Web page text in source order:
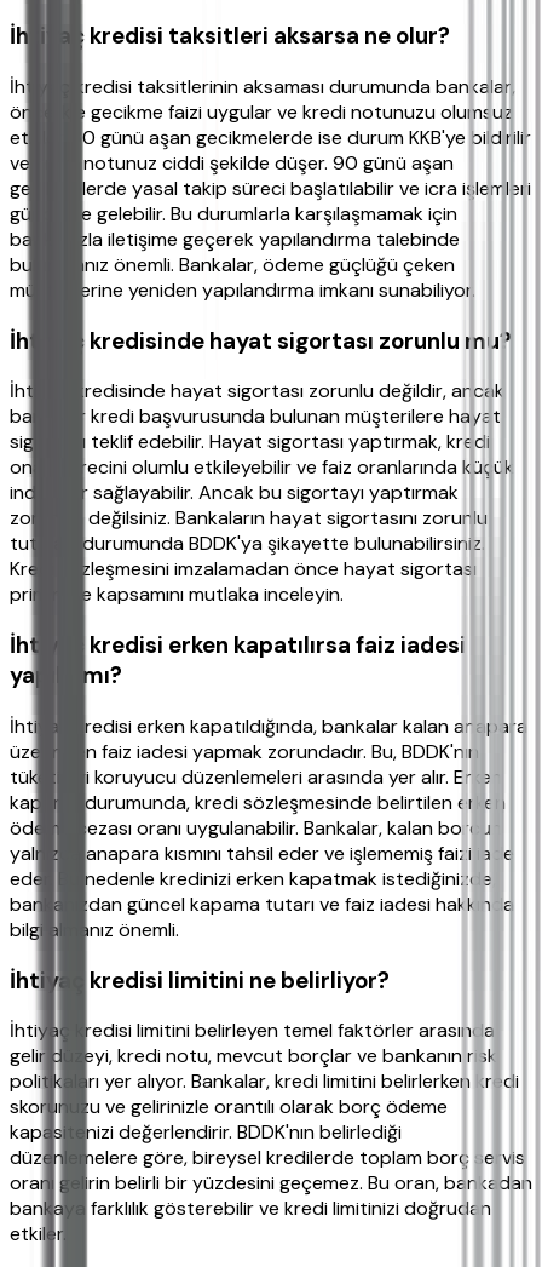
İhtiyaç kredisi taksitleri aksarsa ne olur?
İhtiyaç kredisi taksitlerinin aksaması durumunda bankalar,
öncelikle gecikme faizi uygular ve kredi notunuzu olumsuz
etkiler. 30 günü aşan gecikmelerde ise durum KKB'ye bildirilir
ve kredi notunuz ciddi şekilde düşer. 90 günü aşan
gecikmelerde yasal takip süreci başlatılabilir ve icra işlemleri
gündeme gelebilir. Bu durumlarla karşılaşmamak için
bankanızla iletişime geçerek yapılandırma talebinde
bulunmanız önemli. Bankalar, ödeme güçlüğü çeken
müşterilerine yeniden yapılandırma imkanı sunabiliyor.
İhtiyaç kredisinde hayat sigortası zorunlu mu?
İhtiyaç kredisinde hayat sigortası zorunlu değildir, ancak
bankalar kredi başvurusunda bulunan müşterilere hayat
sigortası teklif edebilir. Hayat sigortası yaptırmak, kredi
onay sürecini olumlu etkileyebilir ve faiz oranlarında küçük
indirimler sağlayabilir. Ancak bu sigortayı yaptırmak
zorunda değilsiniz. Bankaların hayat sigortasını zorunlu
tutması durumunda BDDK'ya şikayette bulunabilirsiniz.
Kredi sözleşmesini imzalamadan önce hayat sigortası
primini ve kapsamını mutlaka inceleyin.
İhtiyaç kredisi erken kapatılırsa faiz iadesi
yapılır mı?
İhtiyaç kredisi erken kapatıldığında, bankalar kalan anapara
üzerinden faiz iadesi yapmak zorundadır. Bu, BDDK'nın
tüketiciyi koruyucu düzenlemeleri arasında yer alır. Erken
kapama durumunda, kredi sözleşmesinde belirtilen erken
ödeme cezası oranı uygulanabilir. Bankalar, kalan borcun
yalnızca anapara kısmını tahsil eder ve işlememiş faizi iade
eder. Bu nedenle kredinizi erken kapatmak istediğinizde,
bankanızdan güncel kapama tutarı ve faiz iadesi hakkında
bilgi almanız önemli.
İhtiyaç kredisi limitini ne belirliyor?
İhtiyaç kredisi limitini belirleyen temel faktörler arasında
gelir düzeyi, kredi notu, mevcut borçlar ve bankanın risk
politikaları yer alıyor. Bankalar, kredi limitini belirlerken kredi
skorunuzu ve gelirinizle orantılı olarak borç ödeme
kapasitenizi değerlendirir. BDDK'nın belirlediği
düzenlemelere göre, bireysel kredilerde toplam borç servis
oranı gelirin belirli bir yüzdesini geçemez. Bu oran, bankadan
bankaya farklılık gösterebilir ve kredi limitinizi doğrudan
etkiler.